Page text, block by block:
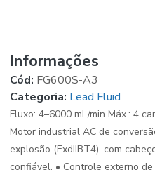
Informações
Cód: FG600S-A3
Categoria: Lead Fluid
Fluxo: 4–6000 mL/min Máx.: 4
Motor industrial AC de
explosão (ExdIIBT4), com
confiável. • Controle externo